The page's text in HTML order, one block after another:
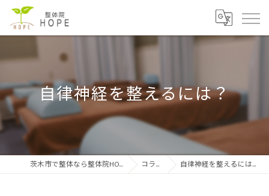
自律神経を整えるには？
茨木市で整体なら整体院HOPE コラム 自律神経を整えるには？